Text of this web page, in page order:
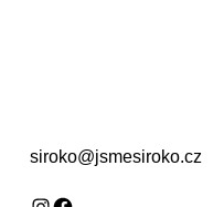
siroko@jsmesiroko.cz